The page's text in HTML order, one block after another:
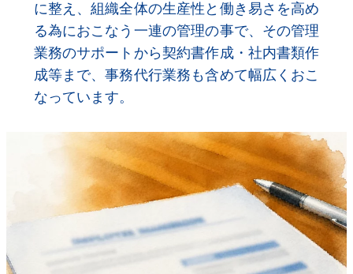
に整え、組織全体の生産性と働き易さを高め
る為におこなう一連の管理の事で、その管理
業務のサポートから契約書作成・社内書類作
成等まで、事務代行業務も含めて幅広くおこ
なっています。